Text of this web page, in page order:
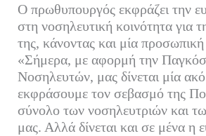
Ο πρωθυπουργός εκφράζει την
στη νοσηλευτική κοινότητα για
της, κάνοντας και μία
«Σήμερα, με αφορμή την
Νοσηλευτών, μας δίνεται μία
εκφράσουμε τον σεβασμό της
σύνολο των νοσηλευτριών και
μας. Αλλά δίνεται και σε μένα η